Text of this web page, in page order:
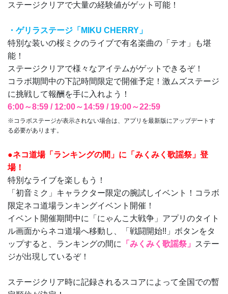
ステージクリアで大量の経験値がゲット可能！
・ゲリラステージ「MIKU CHERRY」
特別な装いの桜ミクのライブで有名楽曲の「テオ」も堪
能！
ステージクリアで様々なアイテムがゲットできるぞ！
コラボ期間中の下記時間限定で開催予定！激ムズステージ
に挑戦して報酬を手に入れよう！
6:00～8:59 / 12:00～14:59 / 19:00～22:59
※コラボステージが表示されない場合は、アプリを最新版にアップデートす
る必要があります。
●ネコ道場「ランキングの間」に「みくみく歌謡祭」登
場！
特別なライブを楽しもう！
「初音ミク」キャラクター限定の腕試しイベント！コラボ
限定ネコ道場ランキングイベント開催！
イベント開催期間中に「にゃんこ大戦争」アプリのタイト
ル画面からネコ道場へ移動し、「戦闘開始!!」ボタンをタ
ップすると、ランキングの間に
「みくみく歌謡祭」
ステー
ジが出現しているぞ！
ステージクリア時に記録されるスコアによって全国での暫